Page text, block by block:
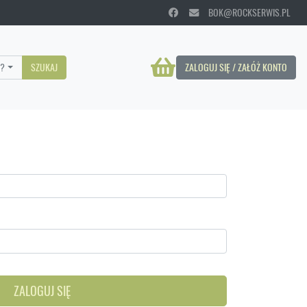
BOK@ROCKSERWIS.PL
ZALOGUJ SIĘ / ZAŁÓŻ KONTO
SZUKAJ
ZALOGUJ SIĘ